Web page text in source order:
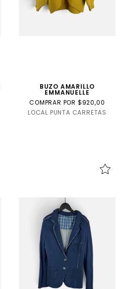
BUZO AMARILLO
EMMANUELLE
COMPRAR POR $920,00
LOCAL PUNTA CARRETAS